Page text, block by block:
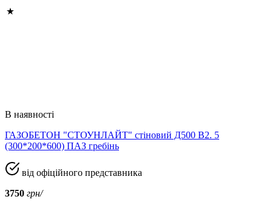
В наявності
ГАЗОБЕТОН "СТОУНЛАЙТ" стіновий Д500 В2. 5
(300*200*600) ПАЗ гребінь
від офіційного представника
3750 грн/